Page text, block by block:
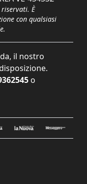
È
con qualsiasi
il nostro
o